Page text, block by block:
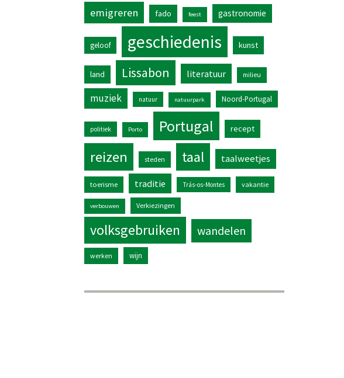
emigreren
fado feest gastronomie
geloof geschiedenis kunst
land Lissabon literatuur milieu
muziek natuur natuurpark Noord-Portugal
politiek Porto Portugal recept
reizen steden taal taalweetjes
toerisme traditie Trás-os-Montes vakantie
verbouwen Verkiezingen
volksgebruiken wandelen
werken wijn